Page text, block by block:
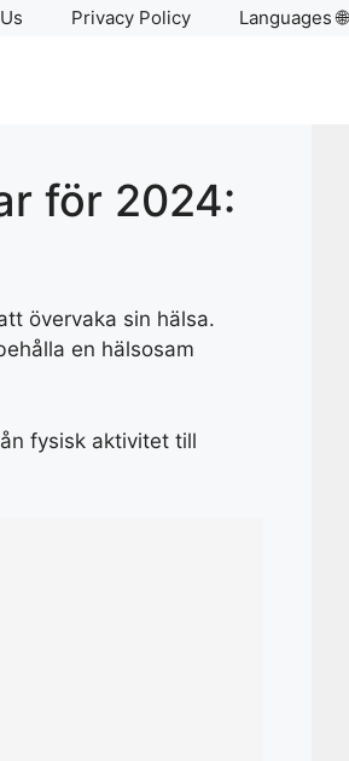
Privacy Policy Languages 🌐
för 2024:
övervaka sin hälsa.
en hälsosam
fysisk aktivitet till